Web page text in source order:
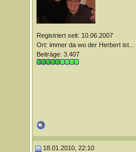
Registriert seit: 10.06.2007
Ort: immer da wo der Herbert ist...
Beiträge: 3.407
18.01.2010, 22:10